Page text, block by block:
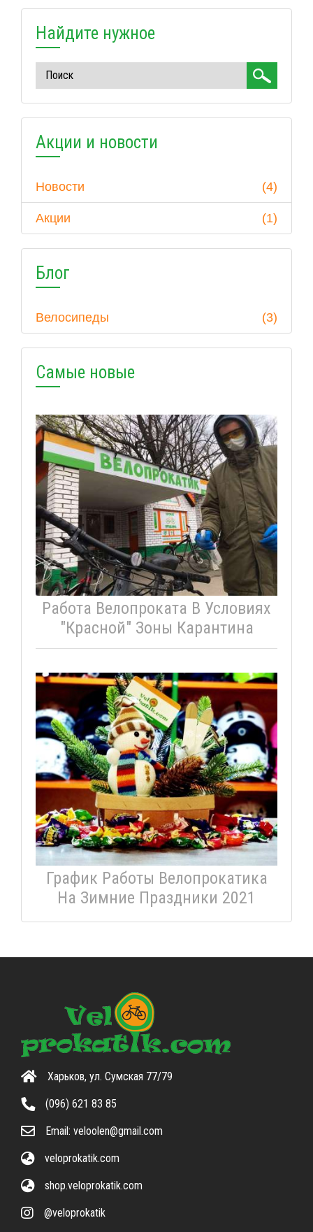
Найдите нужное
Акции и новости
Новости (4)
Акции (1)
Блог
Велосипеды (3)
Самые новые
Работа Велопроката В Условиях
"красной" Зоны Карантина
График Работы Велопрокатика
На Зимние Праздники 2021
Харьков, ул. Сумская 77/79
(096) 621 83 85
Email: veloolen@gmail.com
veloprokatik.com
shop.veloprokatik.com
@veloprokatik